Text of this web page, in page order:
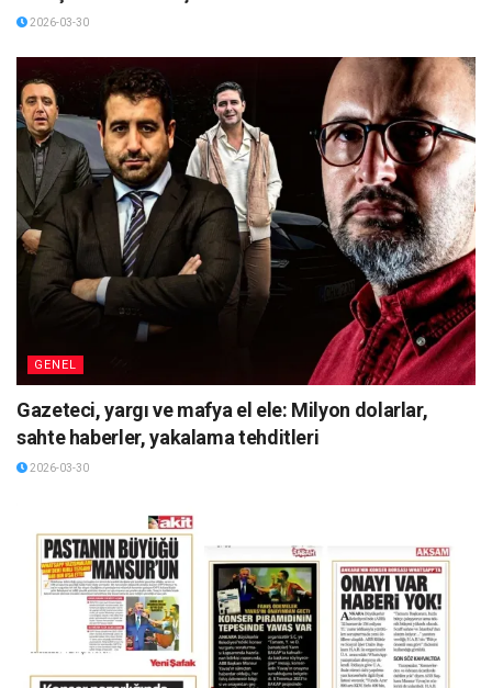
2026-03-30
GENEL
Gazeteci, yargı ve mafya el ele: Milyon dolarlar,
sahte haberler, yakalama tehditleri
2026-03-30